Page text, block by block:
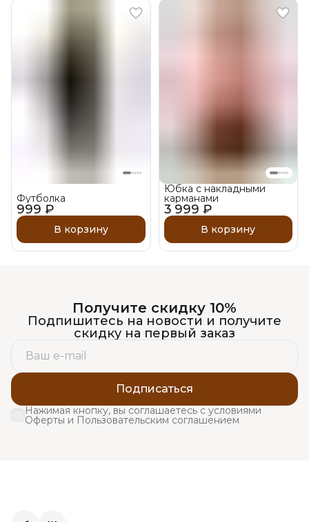
999 ₽
Футболка
В корзину
3 999 ₽
Юбка с накладными
карманами
В корзину
Получите скидку 10%
Подпишитесь на новости и получите
скидку на первый заказ
Подписаться
Нажимая кнопку, вы соглашаетесь с условиями
Оферты и Пользовательским соглашением